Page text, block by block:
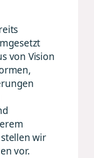
von Vision
wir
vor.